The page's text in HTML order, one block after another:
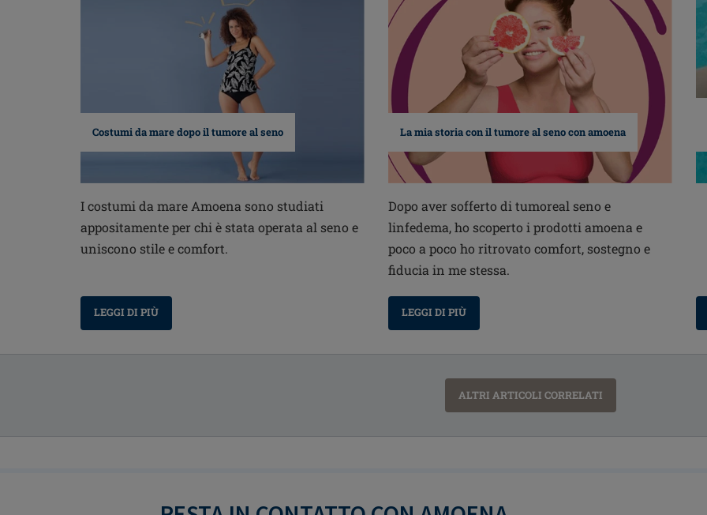
Costumi da mare dopo il tumore al seno
I costumi da mare Amoena sono studiati
appositamente per chi è stata operata al seno e
uniscono stile e comfort.
LEGGI DI PIÙ
La mia storia con il tumore al seno con amoena
Dopo aver sofferto di tumoreal seno e
linfedema, ho scoperto i prodotti amoena e
poco a poco ho ritrovato comfort, sostegno e
fiducia in me stessa.
LEGGI DI PIÙ
ALTRI ARTICOLI CORRELATI